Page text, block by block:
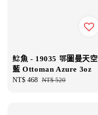
鯰魚 - 19035 鄂圖曼天空
藍 Ottoman Azure 3oz
Sale
NT$ 468 Regular
NT$ 520